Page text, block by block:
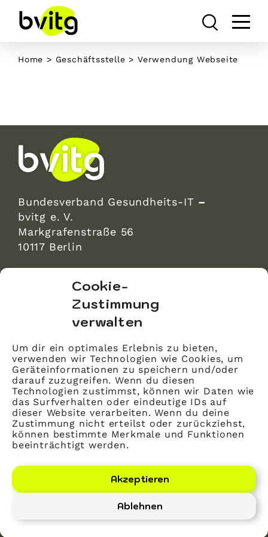
Cookie-
Zustimmung
verwalten
Um dir ein optimales Erlebnis zu bieten,
verwenden wir Technologien wie Cookies, um
Geräteinformationen zu speichern und/oder
darauf zuzugreifen. Wenn du diesen
Technologien zustimmst, können wir Daten wie
das Surfverhalten oder eindeutige IDs auf
dieser Website verarbeiten. Wenn du deine
Zustimmung nicht erteilst oder zurückziehst,
können bestimmte Merkmale und Funktionen
beeinträchtigt werden.
Akzeptieren
Ablehnen
content
Home > Geschäftsstelle >Verwendung Webseite
Bundesverband Gesundheits-IT –
bvitg e. V.
Markgrafenstraße 56
10117 Berlin
Markgrafenstraße 56
10117 Berlin
Impressum
Kontakt
Datenschutz
Mitglied werden
LinkedIn
YouTube
Bundesverband Gesundheits-IT – bvitg e. V.
2026©